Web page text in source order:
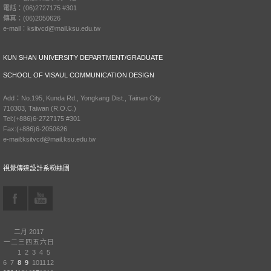
電話：(06)2727175 #301
傳真：(06)2050626
e-mail：ksitvcd@mail.ksu.edu.tw
KUN SHAN UNIVERSITY DEPARTMENT/GRADUATE
SCHOOL OF VISAUL COMMUNICATION DESIGN
Add：No.195, Kunda Rd., Yongkang Dist., Tainan City
710303, Taiwan (R.O.C.)
Tel:(+886)6-2727175 #301
Fax:(+886)6-2050626
e-mail:ksitvcd@mail.ksu.edu.tw
視覺傳達設計系粉絲團
二月 2017
一 二 三 四 五六 日
1
2 3 4 5
6 7 8 9 1011 12